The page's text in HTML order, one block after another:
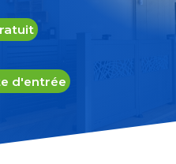
d'entrée